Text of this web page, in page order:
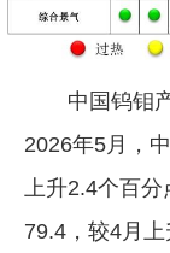
中国钨钼
2026年5月，
上升2.4个百
79.4，较4月